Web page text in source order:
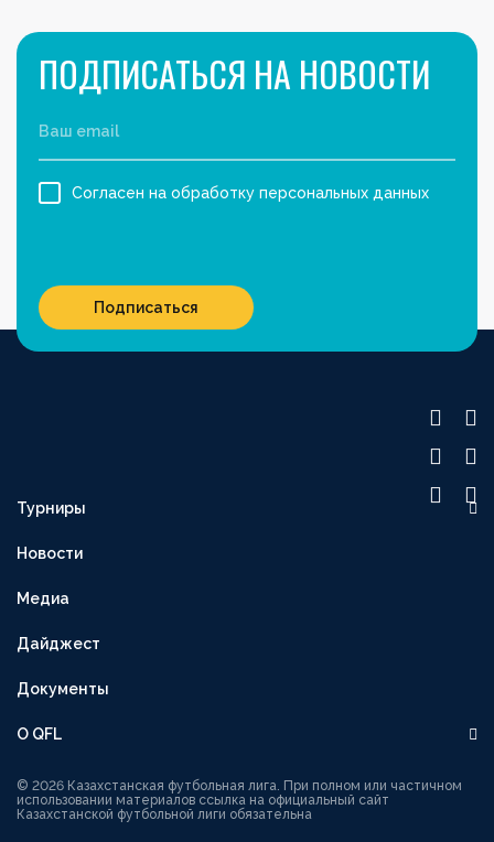
Турниры
OLIMPBET-КУБОК
ВТОРАЯ ЛИГА
ЖЕНСКАЯ ЛИГА
ЖЕНСКИЙ КУБОК
Новости
Медиа
Дайджест
Документы
О QFL
ПОДПИСАТЬСЯ НА НОВОСТИ
Согласен на обработку персональных данных
Подписаться
© 2026 Казахстанская футбольная лига. При полном или частичном
использовании материалов ссылка на официальный сайт
Казахстанской футбольной лиги обязательна